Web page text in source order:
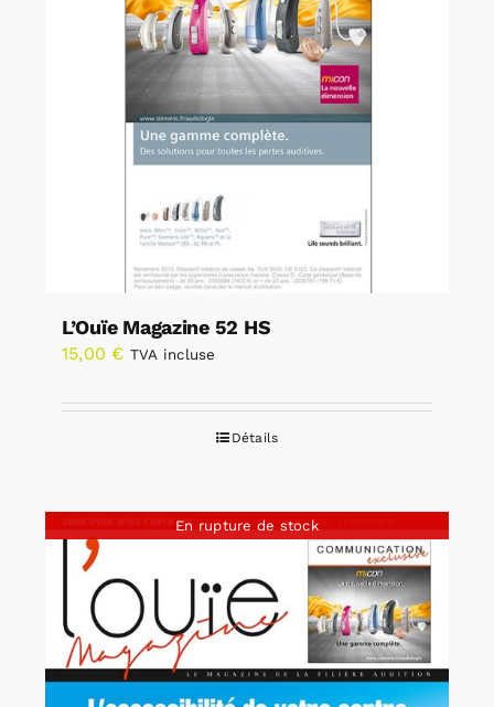
L’Ouïe Magazine 52 HS
15,00 € TVA incluse
Détails
En rupture de stock